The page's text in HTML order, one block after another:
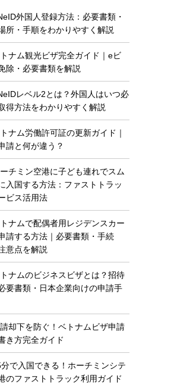
外国人登録方法：必要書類・
所・手順をわかりやすく解説
ナム観光ビザ完全ガイド｜eビ
除・必要書類を解説
レベル2とは？外国人はいつ必
得方法をわかりやすく解説
ナム労働許可証の更新ガイド｜
請と何が違う？
チミン空港に子ども連れでスム
入国する方法：ファストトラッ
ビス活用法
ナムで配偶者用レジデンスカー
請する方法｜必要書類・手続
意点を解説
ナムのビジネスビザとは？招待
要書類・日本企業向けの申請手
却下を防ぐ！ベトナムビザ申請
き方完全ガイド
で入国できる！ホーチミンシテ
のファストトラック利用ガイド